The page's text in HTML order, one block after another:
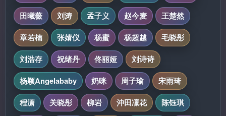
田曦薇
刘涛 孟子义 赵今麦
王楚然
章若楠
张婧仪 杨蜜 杨超越
毛晓彤
刘浩存
祝绪丹 佟丽娅
刘诗诗
杨颖Angelababy
奶咪 周子瑜
宋雨琦
程潇
关晓彤 柳岩 沖田凜花
陈钰琪